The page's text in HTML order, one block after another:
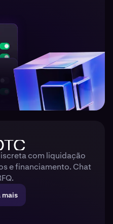
com liquidação
e financiamento. Chat
mais